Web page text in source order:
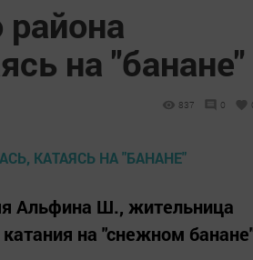
на "банане"
837 0
Альфина Ш., жительница
на "снежном